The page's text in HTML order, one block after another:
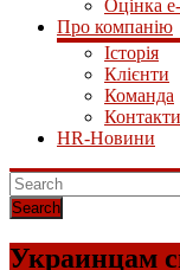
Оцінка
Про компанію
Історія
Клієнти
Команда
Контакти
HR-Новини
Украинцам